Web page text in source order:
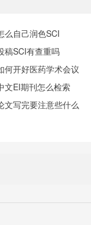
么自己润色SCI
稿SCI有查重吗
何开好医药学术会议
文EI期刊怎么检索
文写完要注意些什么